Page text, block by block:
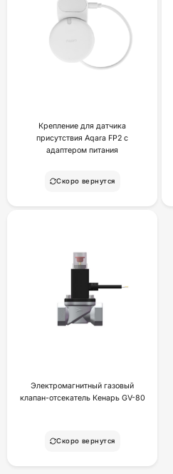
Крепление для датчика
присутствия Aqara FP2 с
адаптером питания
Скоро вернутся
Электромагнитный газовый
клапан-отсекатель Кенарь GV-80
Скоро вернутся